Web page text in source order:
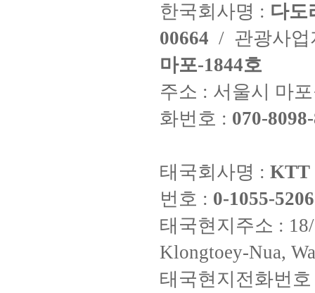
한국회사명 : 다도
00664 / 관광사
마포-1844호
주소 : 서울시 마
화번호 : 070-
태국회사명 : KTT
번호 : 0-1055-
태국현지주소 :
Klongtoey-Nua,
태국현지전화번